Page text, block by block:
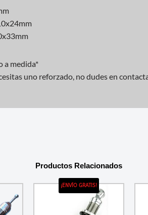
a medida*
uno reforzado, no dudes en
Productos Relacionados
¡ENVÍO GRATIS!